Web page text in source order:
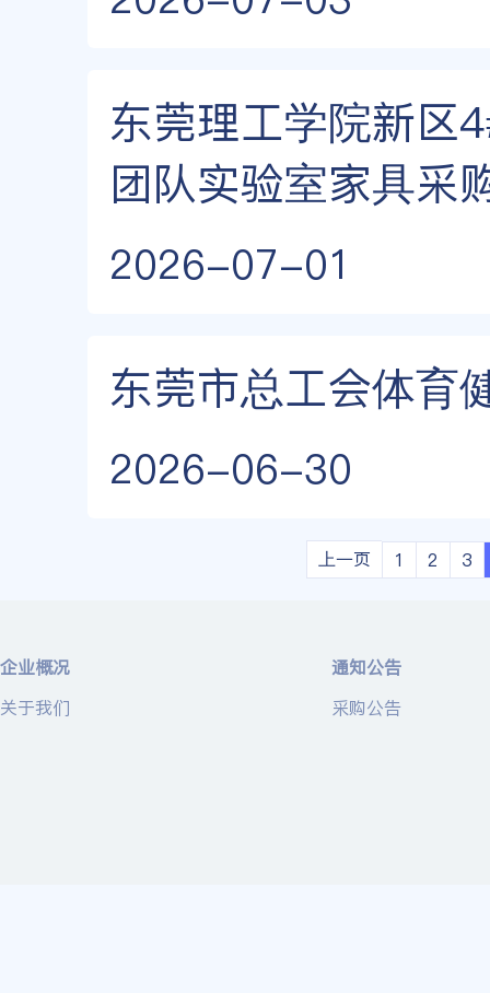
东莞理工学院新区
团队实验室家具采
2026-07-01
东莞市总工会体育
2026-06-30
上一页 1 2 3
企业概况
关于我们
通知公告
采购公告